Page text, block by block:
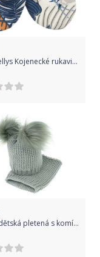
Baby Nellys Kojenecké rukavičky Jungle - granát/ecru
Čepice dětská pletená s komínkovou šálou - BAMBULE šedá - vel.6-18měs.